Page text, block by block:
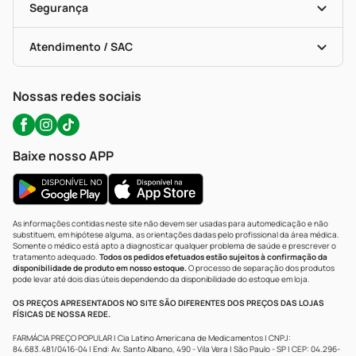
Formas De Pagamento
Troca E Devolução
Bulas De A A Z
Políticas De Marketplace
Serviços Farmacêuticos
Testes Rápidos
Autoteste Covid-19
Segurança
Certificado De Segurança
Portal Da Privacidade
Atendimento / SAC
WhatsApp (47) 9202-1687
Nossas redes sociais
Baixe nosso APP
As informações contidas neste site não devem ser usadas para automedicação e não
substituem, em hipótese alguma, as orientações dadas pelo profissional da área médica.
Somente o médico está apto a diagnosticar qualquer problema de saúde e prescrever o
tratamento adequado. Todos os pedidos efetuados estão sujeitos à confirmação da
disponibilidade de produto em nosso estoque.O processo de separação dos produtos
pode levar até dois dias úteis dependendo da disponibilidade do estoque em loja.
OS PREÇOS APRESENTADOS NO SITE SÃO DIFERENTES DOS PREÇOS DAS LOJAS
FÍSICAS DE NOSSA REDE.
FARMÁCIA PREÇO POPULAR | Cia Latino Americana de Medicamentos | CNPJ:
84.683.481/0416-04 | End: Av. Santo Albano, 490 - Vila Vera | São Paulo - SP | CEP: 04.296-